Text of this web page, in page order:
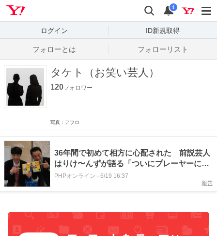
検索
通知
i
ログイン ID新規取得
フォローとは フォローリスト
タケト（お笑い芸人）
120フォロワー
写真：アフロ
36年間で初めて相方に心配された 前説芸人
はりけ〜んずが語る「ついにプレーヤーにな
った日」
PHPオンライン - 6/19 16:37
報告